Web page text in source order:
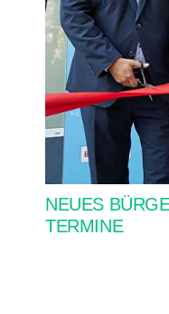
NEUES
TERMINE